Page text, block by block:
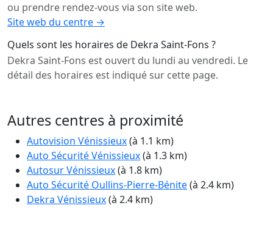
ou prendre rendez-vous via son site web.
Site web du centre →
Quels sont les horaires de Dekra Saint-Fons ?
Dekra Saint-Fons est ouvert du lundi au vendredi. Le
détail des horaires est indiqué sur cette page.
Autres centres à proximité
Autovision Vénissieux(à 1.1 km)
Auto Sécurité Vénissieux(à 1.3 km)
Autosur Vénissieux(à 1.8 km)
Auto Sécurité Oullins-Pierre-Bénite(à 2.4 km)
Dekra Vénissieux(à 2.4 km)